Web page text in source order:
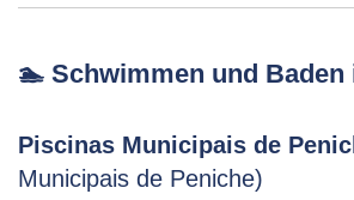
🏊 Schwimmen und Baden
Piscinas Municipais de
Municipais de Peniche)
Rumänien Ost
Oradea